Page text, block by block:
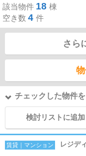
該当物件 18 棟
空き数 4 件
さら
チェックした物件
検討リストに追加
賃貸｜マンション レジデ